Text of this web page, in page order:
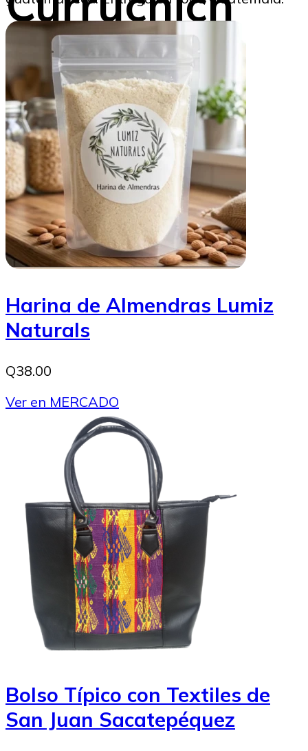
desde
Francia
Gustavo Montenegro
03/10/2025
Harina de Almendras Lumiz
Naturals
Q38.00
Ver en MERCADO
Bolso Típico con Textiles de
San Juan Sacatepéquez